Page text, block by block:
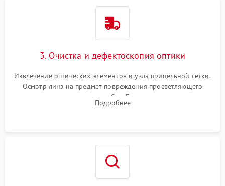
3. Очистка и дефектоскопия оптики
Извлечение оптических элементов и узла прицельной сетки.
Осмотр линз на предмет повреждения просветляющего
покрытия или появления грибка. Бережная очистка стекол
спецрастворами. Проверка целостности гравированной
Подробнее